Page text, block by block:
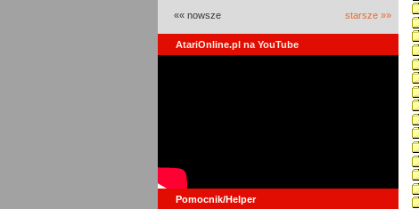
«« nowsze starsze »»
AtariOnline.pl na YouTube
Pomocnik/Helper